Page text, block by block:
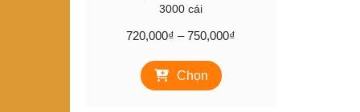
3000 cái
720,000₫ – 750,000₫
Chọn
phẩm